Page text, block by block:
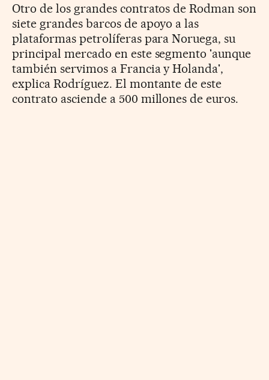
Otro de los grandes contratos de Rodman son
siete grandes barcos de apoyo a las
plataformas petrolíferas para Noruega, su
principal mercado en este segmento 'aunque
también servimos a Francia y Holanda',
explica Rodríguez. El montante de este
contrato asciende a 500 millones de euros.